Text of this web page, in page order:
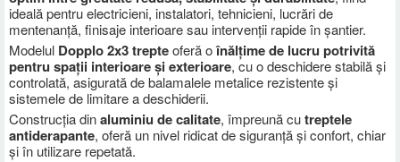
ideală pentru electricieni, instalatori, tehnicieni, lucrări de
mentenanță, finisaje interioare sau intervenții rapide în șantier.
Modelul Dopplo 2x3 trepteoferă oînălțime de lucru potrivită
pentru spații interioare și exterioare, cu o deschidere stabilă și
controlată, asigurată de balamalele metalice rezistente și
sistemele de limitare a deschiderii.
Construcția dinaluminiu de calitate, împreună cutreptele
antiderapante, oferă un nivel ridicat de siguranță și confort, chiar
și în utilizare repetată.